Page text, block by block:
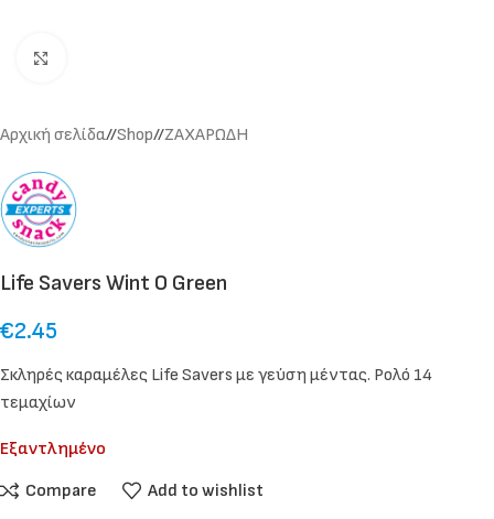
Αρχική σελίδα/ Shop/ ΖΑΧΑΡΩΔΗ
Life Savers Wint O Green
€2.45
Σκληρές καραμέλες Life Savers με γεύση μέντας. Ρολό 14
τεμαχίων
Εξαντλημένο
Compare
Add to wishlist